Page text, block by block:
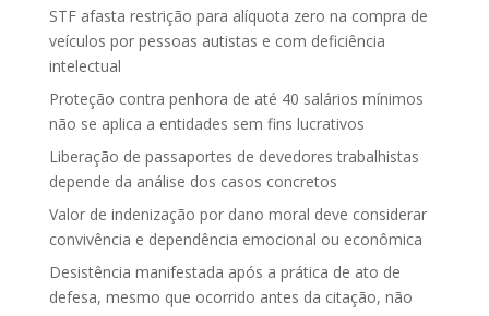
STF afasta restrição para alíquota zero na compra de
veículos por pessoas autistas e com deficiência
intelectual
Proteção contra penhora de até 40 salários mínimos
não se aplica a entidades sem fins lucrativos
Liberação de passaportes de devedores trabalhistas
depende da análise dos casos concretos
Valor de indenização por dano moral deve considerar
convivência e dependência emocional ou econômica
Desistência manifestada após a prática de ato de
defesa, mesmo que ocorrido antes da citação, não